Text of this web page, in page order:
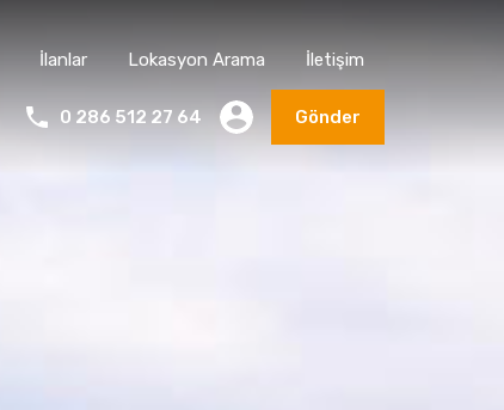
İlanlar Lokasyon Arama İletişim
0 286 512 27 64 Gönder